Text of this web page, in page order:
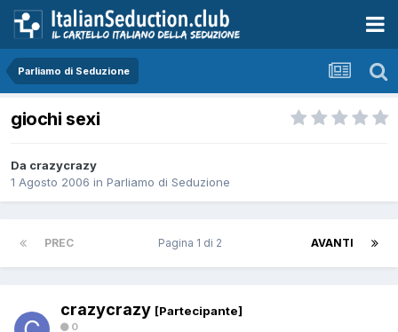
Parliamo di Seduzione
giochi sexi
Da crazycrazy
1 Agosto 2006 in Parliamo di Seduzione
PREC AVANTI
Pagina 1 di 2
crazycrazy [Partecipante]
0